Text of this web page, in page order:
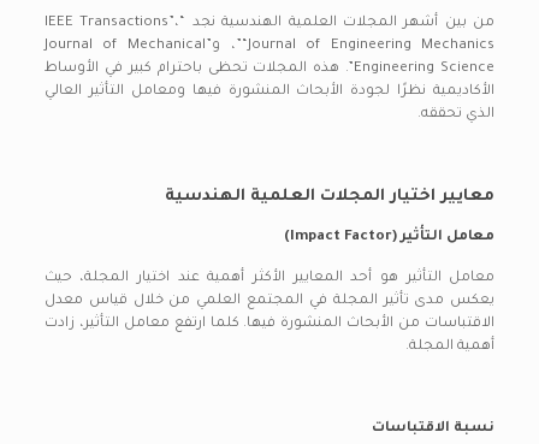
من بين أشهر المجلات العلمية الهندسية نجد “IEEE Transactions”،
“Journal of Engineering Mechanics”، و”Journal of Mechanical
Engineering Science”. هذه المجلات تحظى باحترام كبير في الأوساط
الأكاديمية نظرًا لجودة الأبحاث المنشورة فيها ومعامل التأثير العالي
الذي تحققه.
معايير اختيار المجلات العلمية الهندسية
معامل التأثير (Impact Factor)
معامل التأثير هو أحد المعايير الأكثر أهمية عند اختيار المجلة، حيث
يعكس مدى تأثير المجلة في المجتمع العلمي من خلال قياس معدل
الاقتباسات من الأبحاث المنشورة فيها. كلما ارتفع معامل التأثير، زادت
أهمية المجلة.
نسبة الاقتباسات